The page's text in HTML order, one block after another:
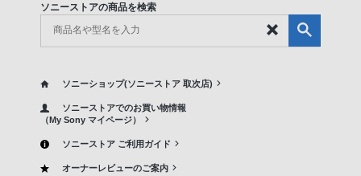
ソニーストアの商品を検索
ソニーショップ(ソニーストア 取次店)
ソニーストアでのお買い物情報
（My Sony マイページ）
ソニーストア ご利用ガイド
オーナーレビューのご案内